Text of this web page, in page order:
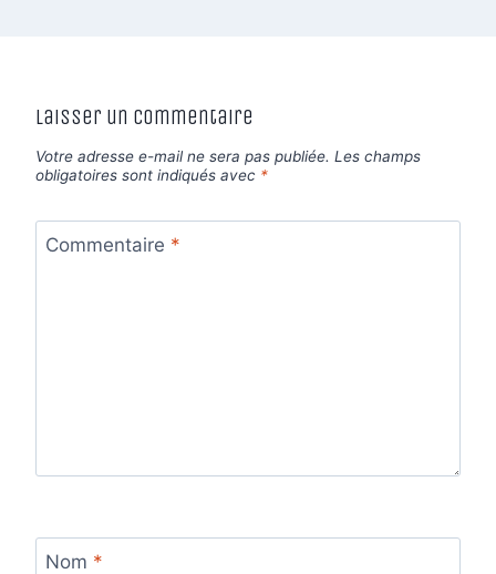
Laisser un commentaire
Votre adresse e-mail ne sera pas publiée. Les champs
obligatoires sont indiqués avec *
Commentaire *
Nom *